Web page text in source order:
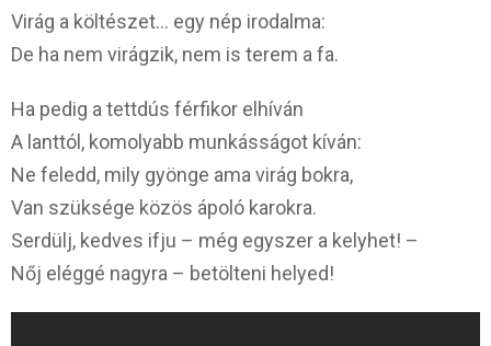
Virág a költészet… egy nép irodalma:
De ha nem virágzik, nem is terem a fa.
Ha pedig a tettdús férfikor elhíván
A lanttól, komolyabb munkásságot kíván:
Ne feledd, mily gyönge ama virág bokra,
Van szüksége közös ápoló karokra.
Serdülj, kedves ifju – még egyszer a kelyhet! –
Nőj eléggé nagyra – betölteni helyed!